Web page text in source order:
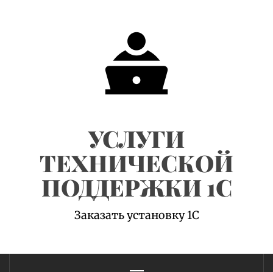
УСЛУГИ
ТЕХНИЧЕСКОЙ
ПОДДЕРЖКИ 1С
Заказать установку 1С